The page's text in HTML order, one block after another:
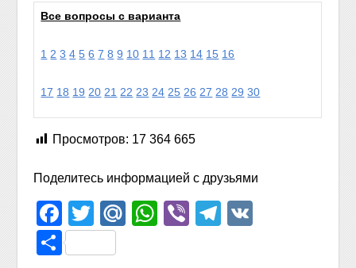
Все вопросы с варианта
1 2 3 4 5 6 7 8 9 10 11 12 13 14 15 16
17 18 19 20 21 22 23 24 25 26 27 28 29 30
Просмотров: 17 364 665
Поделитесь информацией с друзьями
Facebook
TwitterMail.Ru
WhatsApp
ViberTelegram
Отправить